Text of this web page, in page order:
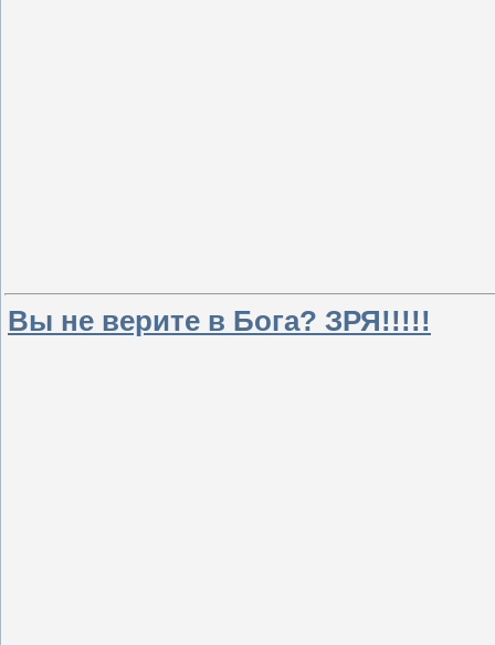
Вы не верите в Бога? ЗРЯ!!!!!